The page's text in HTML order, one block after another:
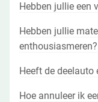
Hebben jullie een
Hebben jullie
enthousiasmeren?
Heeft de deelauto
Hoe annuleer ik